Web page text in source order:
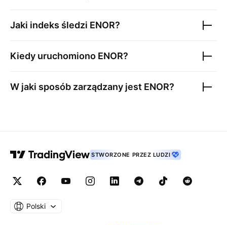
Jaki indeks śledzi ENOR?
Kiedy uruchomiono ENOR?
W jaki sposób zarządzany jest ENOR?
STWORZONE PRZEZ LUDZI
Polski